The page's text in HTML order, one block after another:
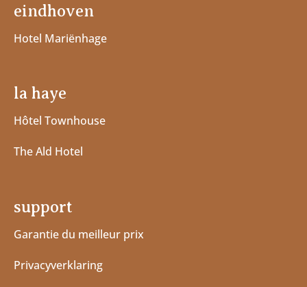
eindhoven
Hotel Mariënhage
la haye
Hôtel Townhouse
The Ald Hotel
support
Garantie du meilleur prix
Privacyverklaring